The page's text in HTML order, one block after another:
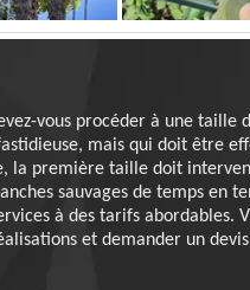
vous procéder à une taille
mais qui doit être
la première taille doit
sauvages de temps en
à des tarifs
et demander un